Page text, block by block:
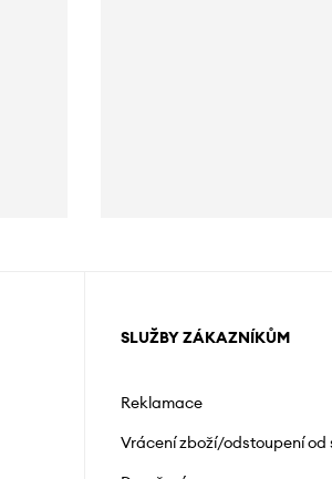
SLUŽBY ZÁKAZNÍKŮM
Reklamace
Vrácení zboží/odstoupení od